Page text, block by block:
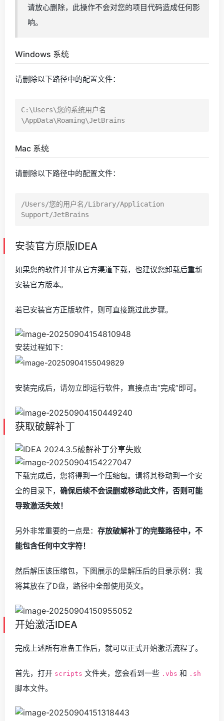
请放心删除，此操作不会对您的项目代码造成任何影
响。
Windows 系统
请删除以下路径中的配置文件：
C:\Users\您的系统用户名
Mac 系统
请删除以下路径中的配置文件：
/Users/您的用户名/Library/Application
安装官方原版IDEA
如果您的软件并非从官方渠道下载，也建议您卸载后重新
安装官方版本。
若已安装官方正版软件，则可直接跳过此步骤。
安装过程如下：
安装完成后，请勿立即运行软件，直接点击“完成”即可。
获取破解补丁
下载完成后，您将得到一个压缩包。请将其移动到一个安
全的目录下， 确保后续不会误删或移动此文件，否则可能
导致激活失效！
另外非常重要的一点是： 存放破解补丁的完整路径中，不
能包含任何中文字符！
然后解压该压缩包，下图展示的是解压后的目录示例：我
将其放在了D盘，路径中全部使用英文。
开始激活IDEA
完成上述所有准备工作后，就可以正式开始激活流程了。
首先，打开 scripts 文件夹，您会看到一些 .vbs 和 .sh
脚本文件。